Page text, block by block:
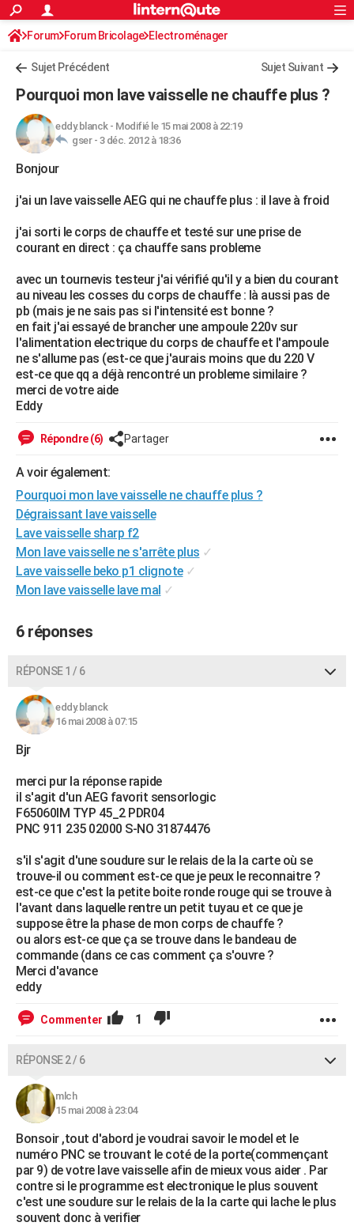
ACTUALITÉS
Politique
Société
Faits Divers
Education
Monde
Villes
+
FINANCE
Retraite
Impôts
Epargne
Immobilier
Risques naturels par ville
Banque
Assurance
Crédit
AUTO
Essais
Réserver un essai
Citadines
Berlines
SUV
Forum auto
+HIGH-TECH
Mobiles
Meilleur smartphone
Internet
Ordinateurs
Jeux vidéo
Guide high-tech
+
Forum
Aménagement intérieur
Extérieur
Cuisine
Salle de bains
Jardinage
Rangement
WEEK-END
Guides de France
Patrimoine
Week-end nature
LIFESTYLE
Art de vivre
Bien-être
Loisirs
ModeModes de vie
SANTE
Alimentation
Guide de la santé
Maladies
Médicaments
Sommeil
VOYAGE
Destinations
City break
Voyage nature
Voyage de noces
Forum
Climat
+PHOTO
GUIDES D'ACHAT
BONS PLANS
CARTE DE VOEUX
Carte de Noël
Carte Bonne année
Carte Saint-Valentin
Carte Pâques
Carte d'anniversaire
DICTIONNAIRE
Dictionnaire
Biographies
Citations
Expressions
Proverbes
PROGRAMME TV
COPAINS D'AVANT
S'inscrire
Se connecter
Lycées
Collèges
Primaires
Universités
Entreprises
Service militaire
Avis de recherche
AVIS DE DÉCÈS
FORUM
S'inscrire
Connexion
Forum Forum Bricolage Electroménager
Sujet Précédent Sujet Suivant
Pourquoi mon lave vaisselle ne chauffe plus ?
eddy.blanck- Modifié le 15 mai 2008 à 22:19
gser - 3 déc. 2012 à 18:36
Bonjour
j'ai un lave vaisselle AEG qui ne chauffe plus : il lave à froid
j'ai sorti le corps de chauffe et testé sur une prise de
courant en direct : ça chauffe sans probleme
avec un tournevis testeur j'ai vérifié qu'il y a bien du courant
au niveau les cosses du corps de chauffe : là aussi pas de
pb (mais je ne sais pas si l'intensité est bonne ?
en fait j'ai essayé de brancher une ampoule 220v sur
l'alimentation electrique du corps de chauffe et l'ampoule
ne s'allume pas (est-ce que j'aurais moins que du 220 V
est-ce que qq a déjà rencontré un probleme similaire ?
merci de votre aide
Eddy
Répondre (6) Partager
A voir également:
Pourquoi mon lave vaisselle ne chauffe plus ?
Dégraissant lave vaisselle
Lave vaisselle sharp f2
Mon lave vaisselle ne s'arrête plus ✓
Lave vaisselle beko p1 clignote ✓
Mon lave vaisselle lave mal ✓
6 réponses
RÉPONSE 1 / 6
eddy.blanck
16 mai 2008 à 07:15
Bjr
merci pur la réponse rapide
il s'agit d'un AEG favorit sensorlogic
F65060IM TYP 45_2 PDR04
PNC 911 235 02000 S-NO 31874476
s'il s'agit d'une soudure sur le relais de la la carte où se
trouve-il ou comment est-ce que je peux le reconnaitre ?
est-ce que c'est la petite boite ronde rouge qui se trouve à
l'avant dans laquelle rentre un petit tuyau et ce que je
suppose être la phase de mon corps de chauffe ?
ou alors est-ce que ça se trouve dans le bandeau de
commande (dans ce cas comment ça s'ouvre ?
Merci d'avance
eddy
Commenter 1
RÉPONSE 2 / 6
mlch
15 mai 2008 à 23:04
Bonsoir ,tout d'abord je voudrai savoir le model et le
numéro PNC se trouvant le coté de la porte(commençant
par 9) de votre lave vaisselle afin de mieux vous aider . Par
contre si le programme est electronique le plus souvent
c'est une soudure sur le relais de la la carte qui lache le plus
souvent donc à verifier